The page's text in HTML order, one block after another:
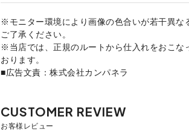
※モニター環境により画像の色合いが若干異な
ご了承ください。
※当店では、正規のルートから仕入れをおこな
おります。
■広告文責：株式会社カンパネラ